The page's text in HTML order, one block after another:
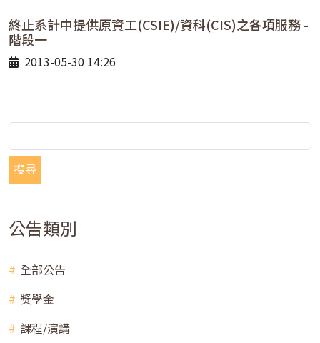
終止系計中提供原資工(CSIE)/資科(CIS)之各項服務 -
階段一
2013-05-30 14:26
搜尋
公告類別
全部公告
獎學金
課程/演講